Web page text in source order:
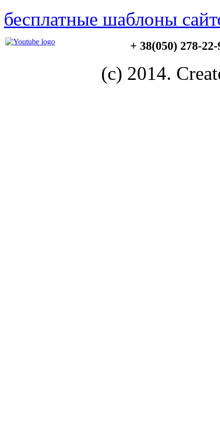
бесплатные шаблоны
+ 38(050) 278-
(c) 2014.